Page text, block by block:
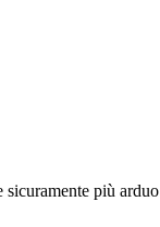
più arduo